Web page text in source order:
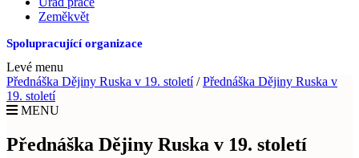
Zeměkvět
Spolupracující organizace
Levé menu
Přednáška Dějiny Ruska v 19. století/Přednáška Dějiny Ruska v
19. století
MENU
Přednáška Dějiny Ruska v 19. století